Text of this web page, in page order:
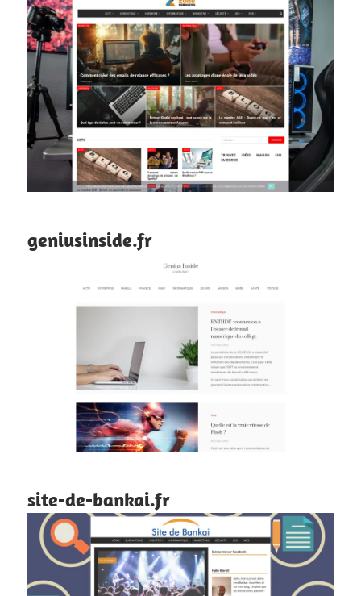
geniusinside.fr
site-de-bankai.fr